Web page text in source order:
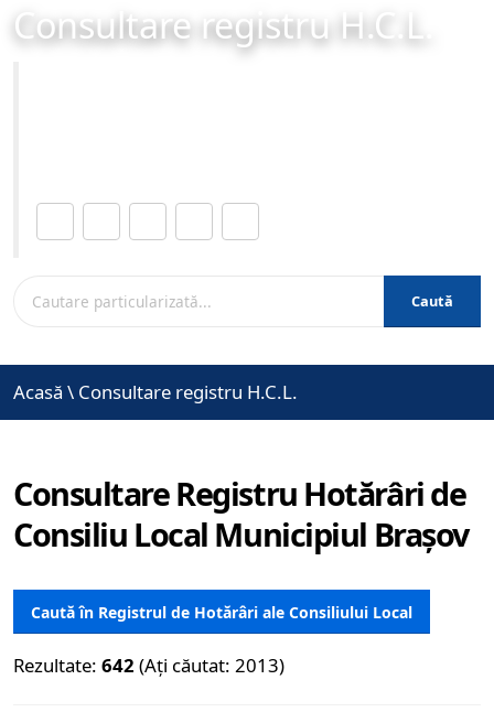
Consultare registru H.C.L.
Caută
Acasă \ Consultare registru H.C.L.
Consultare Registru Hotărâri de
Consiliu Local Municipiul Brașov
Caută în Registrul de Hotărâri ale Consiliului Local
Rezultate: 642 (Ați căutat: 2013)